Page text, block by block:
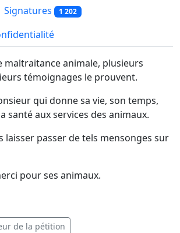
Signatures 1 202
maltraitance animale, plusieurs
témoignages le prouvent.
qui donne sa vie, son temps,
santé aux services des animaux.
laisser passer de tels mensonges sur
pour ses animaux.
de la pétition